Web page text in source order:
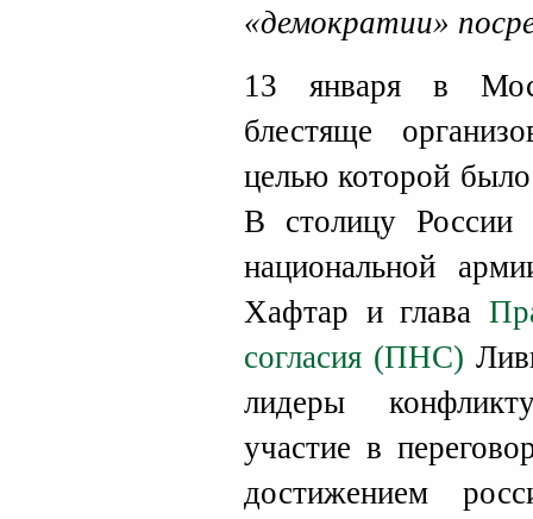
«демократии»
13 января в
блестяще
целью которой
В столицу России
национальной
Хафтар и глава
согласия (ПНС)
лидеры
участие в
достижением